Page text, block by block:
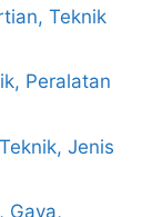
Teknik
Peralatan
Jenis
Gaya,